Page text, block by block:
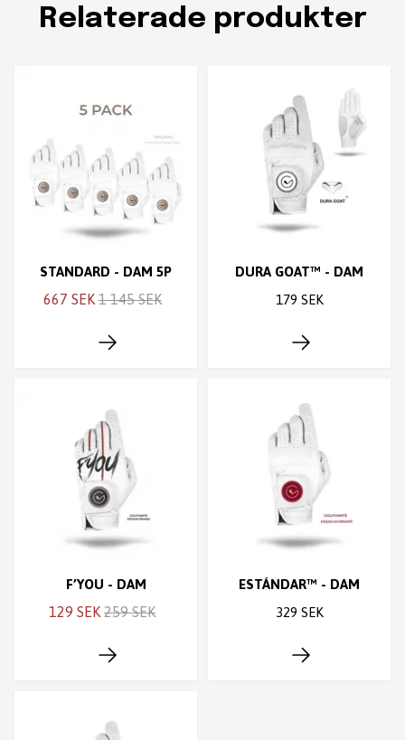
Relaterade produkter
STANDARD - DAM 5P
667 SEK 1 145 SEK
DURA GOAT™ - DAM
179 SEK
F’YOU - DAM
129 SEK 259 SEK
ESTÁNDAR™ - DAM
329 SEK